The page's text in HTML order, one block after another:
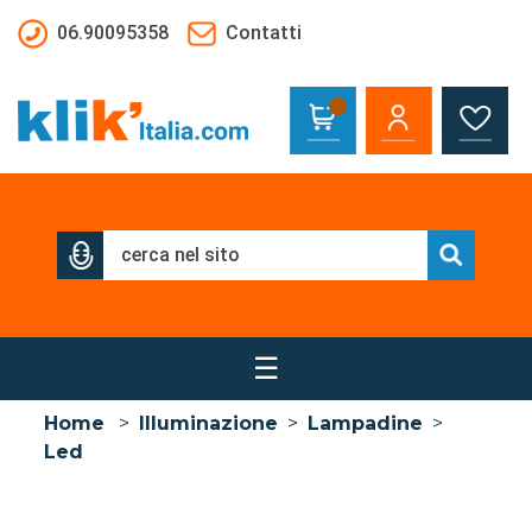
06.90095358
Contatti
☰
Home > Illuminazione > Lampadine >
Led